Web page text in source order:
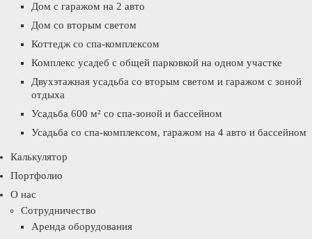
Дом с гаражом на 2 авто
Дом со вторым светом
Коттедж со спа-комплексом
Комплекс усадеб с общей парковкой на одном участке
Двухэтажная усадьба со вторым светом и гаражом с зоной
отдыха
Усадьба 600 м² со спа-зоной и бассейном
Усадьба со спа-комплексом, гаражом на 4 авто и бассейном
Калькулятор
Портфолио
О нас
Сотрудничество
Аренда оборудования